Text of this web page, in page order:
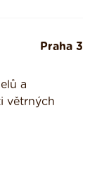
Praha 3
a
větrných